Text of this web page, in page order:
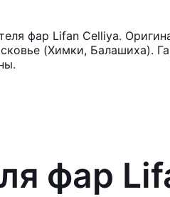
фар Lifan Celliya.
(Химки, Балашиха).
фар